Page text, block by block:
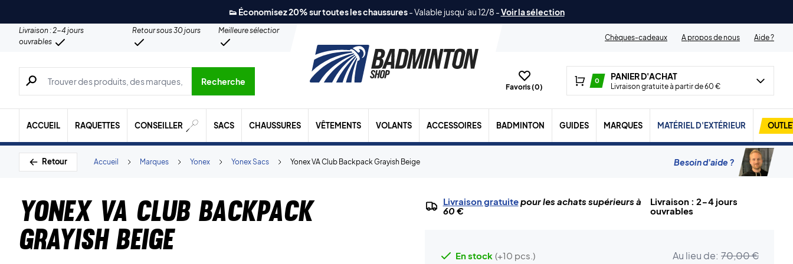
👟 Économisez 20% sur toutes les chaussures-Valable jusqu´au 12/8 -Voir la sélection
Livraison : 2-4 jours
ouvrables
Retour sous 30 jours
Meilleure sélection
Chèques-cadeaux
A propos de nous Aide ?
Recherche de produits, de marques, etc.
Recherche
Favoris (0)
0 PANIER D'ACHAT
Livraison gratuite à partir de 60 €
ACCUEIL RAQUETTES CONSEILLER SACS CHAUSSURES VÊTEMENTS VOLANTS ACCESSOIRES BADMINTON GUIDES MARQUES MATÉRIEL D'EXTÉRIEUR
Retour Yonex VA Club Backpack Grayish Beige
Yonex Sacs
Yonex
Marques
Accueil Besoin d'aide ?
Yonex VA Club Backpack
Grayish Beige
Livraison gratuitepour les achats supérieurs à
60 €
Livraison : 2-4 jours
ouvrables
En stock (+10 pcs.) Au lieu de: 70,00 €